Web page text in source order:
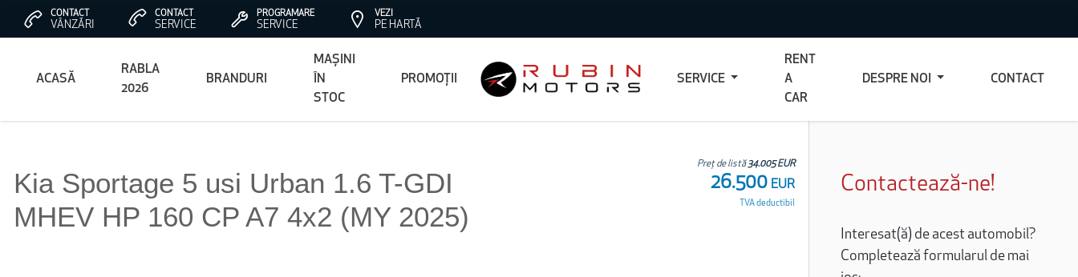
CONTACT
VÂNZĂRI
CONTACT
SERVICE
PROGRAMARE
SERVICE
VEZI
PE HARTĂ
ACASĂ
RABLA
2026
BRANDURI
MAȘINI
ÎN
STOC
PROMOȚII SERVICE
RENT
A
CAR
DESPRE NOI CONTACT
Kia Sportage 5 usi Urban 1.6 T-GDI
MHEV HP 160 CP A7 4x2 (MY 2025)
Preț de listă 34.005 EUR
26.500 EUR
TVA deductibil
Contactează-ne!
Interesat(ă) de acest automobil?
Completează formularul de mai